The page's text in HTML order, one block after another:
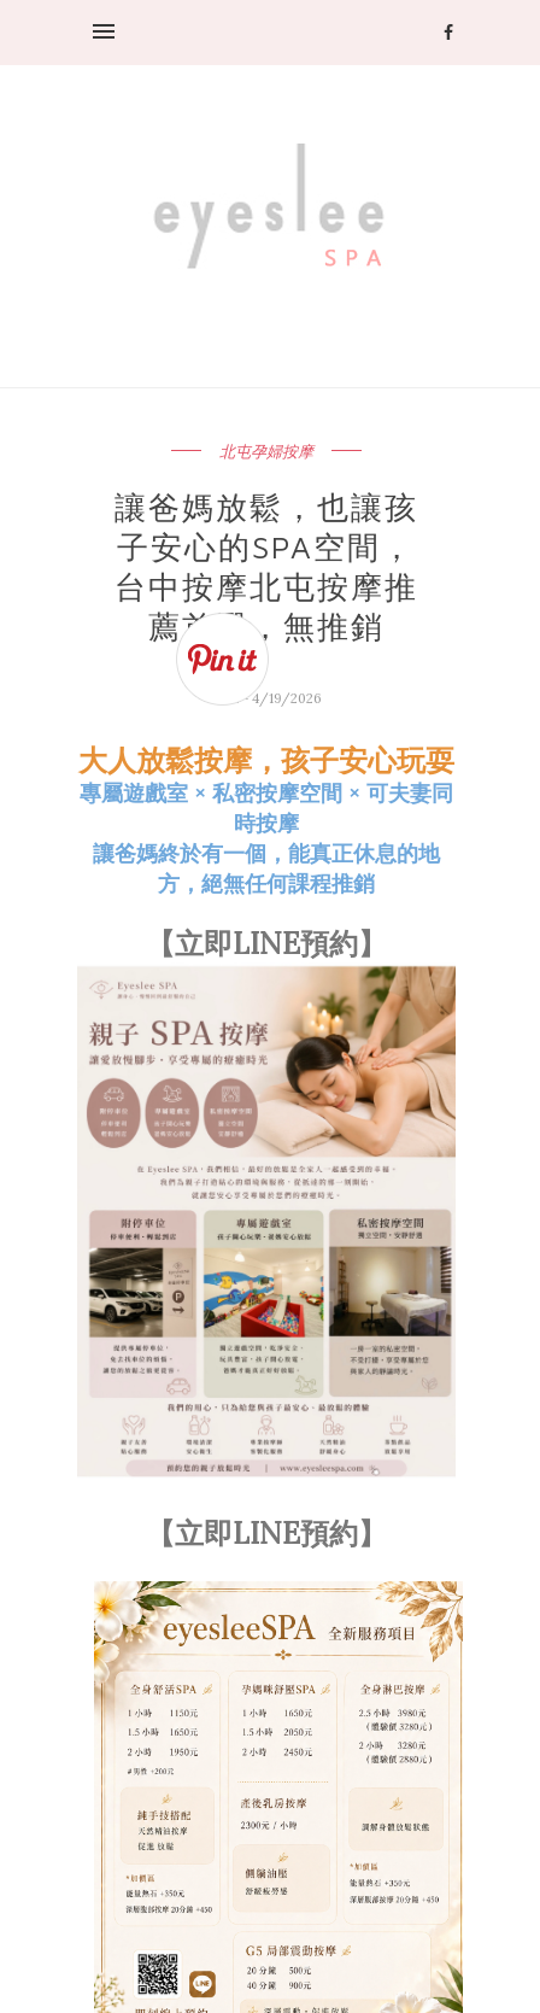
北屯孕婦按摩
讓爸媽放鬆，也讓孩
子安心的SPA空間，
台中按摩北屯按摩推
薦首選，無推銷
L- 4/19/2026
大人放鬆按摩，孩子安心玩耍
專屬遊戲室 × 私密按摩空間 × 可夫妻同
時按摩
讓爸媽終於有一個，能真正休息的地
方，絕無任何課程推銷
【立即LINE預約】
【立即LINE預約】